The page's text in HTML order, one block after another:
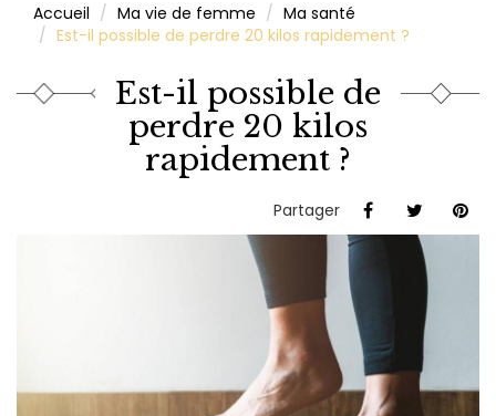
recherche
Accueil Ma vie de femme
Ma santé
Est-il possible de perdre 20 kilos rapidement ?
Est-il possible de
perdre 20 kilos
rapidement ?
Partager